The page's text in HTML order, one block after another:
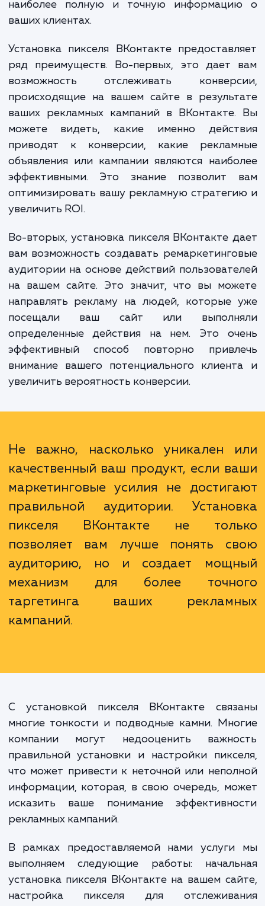
вашими рекламными кампаниями в
помогаем вам установить и настроить
ВКонтакте так, чтобы вы могли
наиболее полную и точную
ваших клиентах.
Установка пикселя ВКонтакте
ряд преимуществ. Во-первых, это дает
возможность отслеживать
происходящие на вашем сайте в
ваших рекламных кампаний в
приводят к конверсии, какие
объявления или кампании являются
эффективными. Это знание позволит
оптимизировать вашу рекламную
увеличить ROI.
Во-вторых, установка пикселя ВКонтакте
вам возможность создавать
направлять рекламу на людей, которые
определенные действия на нем. Это
эффективный способ повторно
внимание вашего потенциального
увеличить вероятность конверсии.
Не важно, насколько уникален
качественный ваш продукт, если
маркетинговые усилия не
аудиторию, но и создает
механизм для более
таргетинга ваших
кампаний.
С установкой пикселя ВКонтакте
многие тонкости и подводные камни.
компании могут недооценить